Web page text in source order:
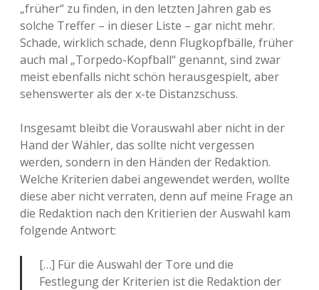
„früher“ zu finden, in den letzten Jahren gab es
solche Treffer – in dieser Liste – gar nicht mehr.
Schade, wirklich schade, denn Flugkopfbälle, früher
auch mal „Torpedo-Kopfball“ genannt, sind zwar
meist ebenfalls nicht schön herausgespielt, aber
sehenswerter als der x-te Distanzschuss.
Insgesamt bleibt die Vorauswahl aber nicht in der
Hand der Wähler, das sollte nicht vergessen
werden, sondern in den Händen der Redaktion.
Welche Kriterien dabei angewendet werden, wollte
diese aber nicht verraten, denn auf meine Frage an
die Redaktion nach den Kritierien der Auswahl kam
folgende Antwort:
[…] Für die Auswahl der Tore und die
Festlegung der Kriterien ist die Redaktion der